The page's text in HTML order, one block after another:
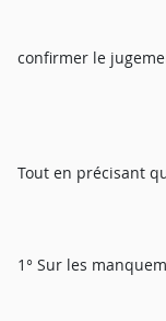
confirmer le
Tout en précisant
1° Sur les